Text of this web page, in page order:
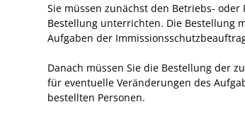
Sie müssen zunächst den Betriebs-
Bestellung unterrichten. Die Bestellung
Aufgaben der
Danach müssen Sie die Bestellung der
für eventuelle Veränderungen des
bestellten Personen.